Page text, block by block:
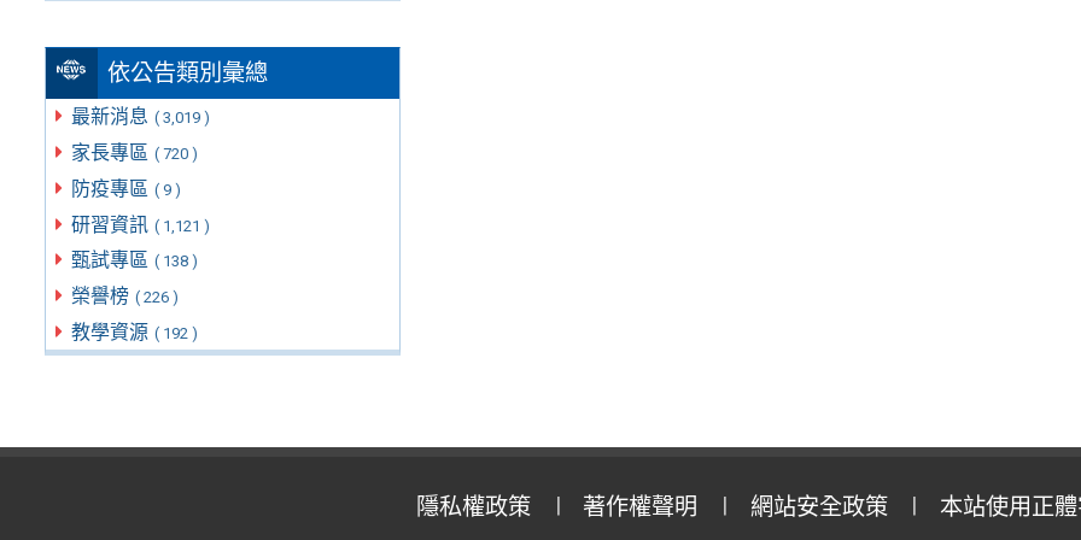
依公告類別彙總
最新消息 ( 3,019 )
家長專區 ( 720 )
防疫專區 ( 9 )
研習資訊 ( 1,121 )
甄試專區 ( 138 )
榮譽榜 ( 226 )
教學資源 ( 192 )
隱私權政策 著作權聲明 網站安全政策 本站使用正